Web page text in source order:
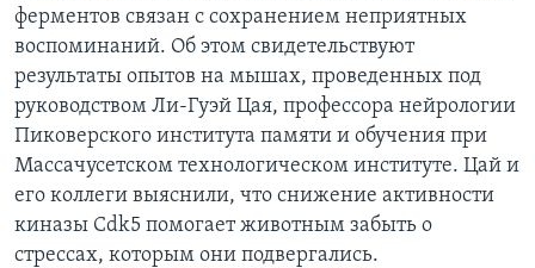
ферментов связан с сохранением неприятных
воспоминаний. Об этом свидетельствуют
результаты опытов на мышах, проведенных под
руководством Ли-Гуэй Цая, профессора нейрологии
Пиковерского института памяти и обучения при
Массачусетском технологическом институте. Цай и
его коллеги выяснили, что снижение активности
киназы Cdk5 помогает животным забыть о
стрессах, которым они подвергались.